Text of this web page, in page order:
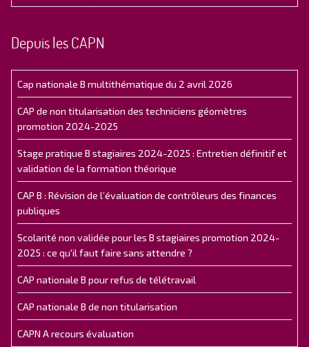
Depuis les CAPN
Cap nationale B multithématique du 2 avril 2026
CAP de non titularisation des techniciens géomètres
promotion 2024-2025
Stage pratique B stagiaires 2024-2025 : Entretien définitif et
validation de la formation théorique
CAP B : Révision de l’évaluation de contrôleurs des finances
publiques
Scolarité non validée pour les B stagiaires promotion 2024-
2025 : ce qu'il faut faire sans attendre ?
CAP nationale B pour refus de télétravail
CAP nationale B de non titularisation
CAPN A recours évaluation